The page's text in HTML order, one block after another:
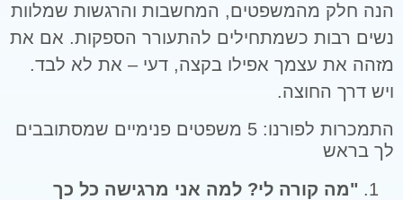
הנה חלק מהמשפטים, המחשבות והרגשות שמלוות
נשים רבות כשמתחילים להתעורר הספקות. אם את
מזהה את עצמך אפילו בקצה, דעי – את לא לבד.
ויש דרך החוצה.
התמכרות לפורנו: 5 משפטים פנימיים שמסתובבים
לך בראש
"מה קורה לי? למה אני מרגישה כל כך